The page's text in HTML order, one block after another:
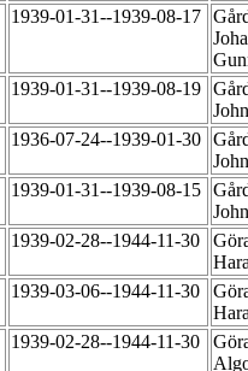
1939-01-31--1939-08-17
1939-01-31--1939-08-19
1936-07-24--1939-01-30
1939-01-31--1939-08-15
1939-02-28--1944-11-30
1939-03-06--1944-11-30
1939-02-28--1944-11-30